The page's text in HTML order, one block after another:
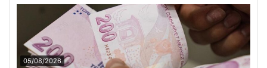
05/08/2026